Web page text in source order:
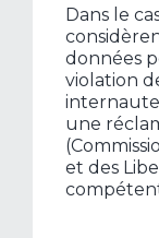
Dans le
données
violation
une
et des